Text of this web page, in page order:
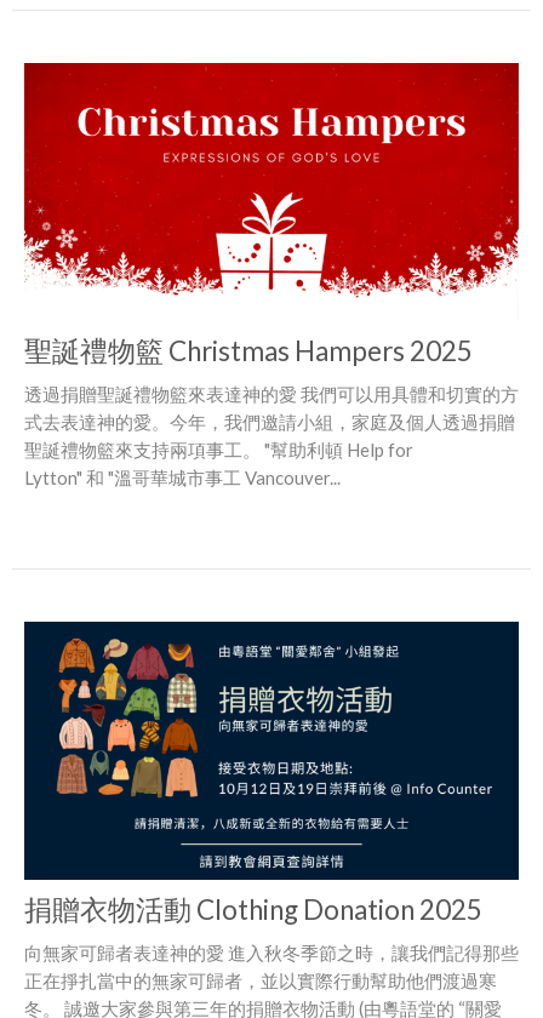
聖誕禮物籃 Christmas Hampers 2025
透過捐贈聖誕禮物籃來表達神的愛 我們可以用具體和切實的方
式去表達神的愛。今年，我們邀請小組，家庭及個人透過捐贈
聖誕禮物籃來支持兩項事工。 "幫助利頓 Help for
Lytton" 和 "溫哥華城市事工 Vancouver...
捐贈衣物活動 Clothing Donation 2025
向無家可歸者表達神的愛 進入秋冬季節之時，讓我們記得那些
正在掙扎當中的無家可歸者，並以實際行動幫助他們渡過寒
冬。 誠邀大家參與第三年的捐贈衣物活動 (由粵語堂的 “關愛